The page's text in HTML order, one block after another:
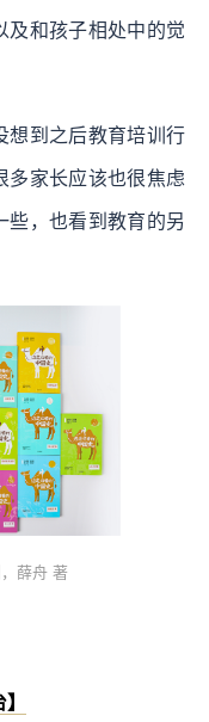
及和孩子相处中的觉
想到之后教育培训行
多家长应该也很焦虑
些，也看到教育的另
薛舟 著